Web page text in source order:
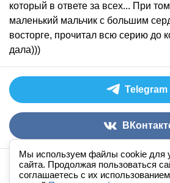
Мы используем файлы cookie для
сайта. Продолжая пользоваться
соглашаетесь с их
который в ответе за всех... При
маленький мальчик с большим
восторге, прочитал всю серию до
дала)))
Telegram
Аудиокниги слушать онлайн